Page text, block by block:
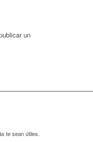
un
te sean útiles.